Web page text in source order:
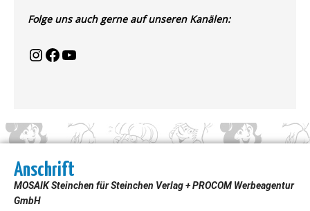
Folge uns auch gerne auf unseren Kanälen:
Anschrift
MOSAIK Steinchen für Steinchen Verlag + PROCOM Werbeagentur
GmbH